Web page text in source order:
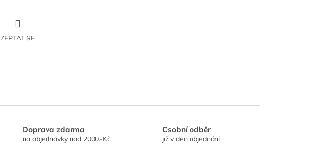
ZEPTAT SE
Doprava zdarma
na objednávky nad 2000.-Kč
Osobní odběr
již v den objednání